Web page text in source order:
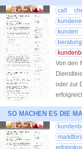
call
kunden
Von den
oder zur
SO MACHEN ES DIE